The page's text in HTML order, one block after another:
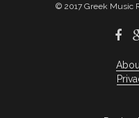
© 2017 Greek Music